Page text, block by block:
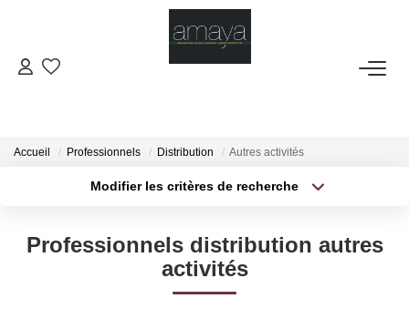
GESTION
Accueil Professionnels Distribution Autres activités
Modifier les critères de recherche
Type de bien
Surface min
Professionnels distribution autres
activités